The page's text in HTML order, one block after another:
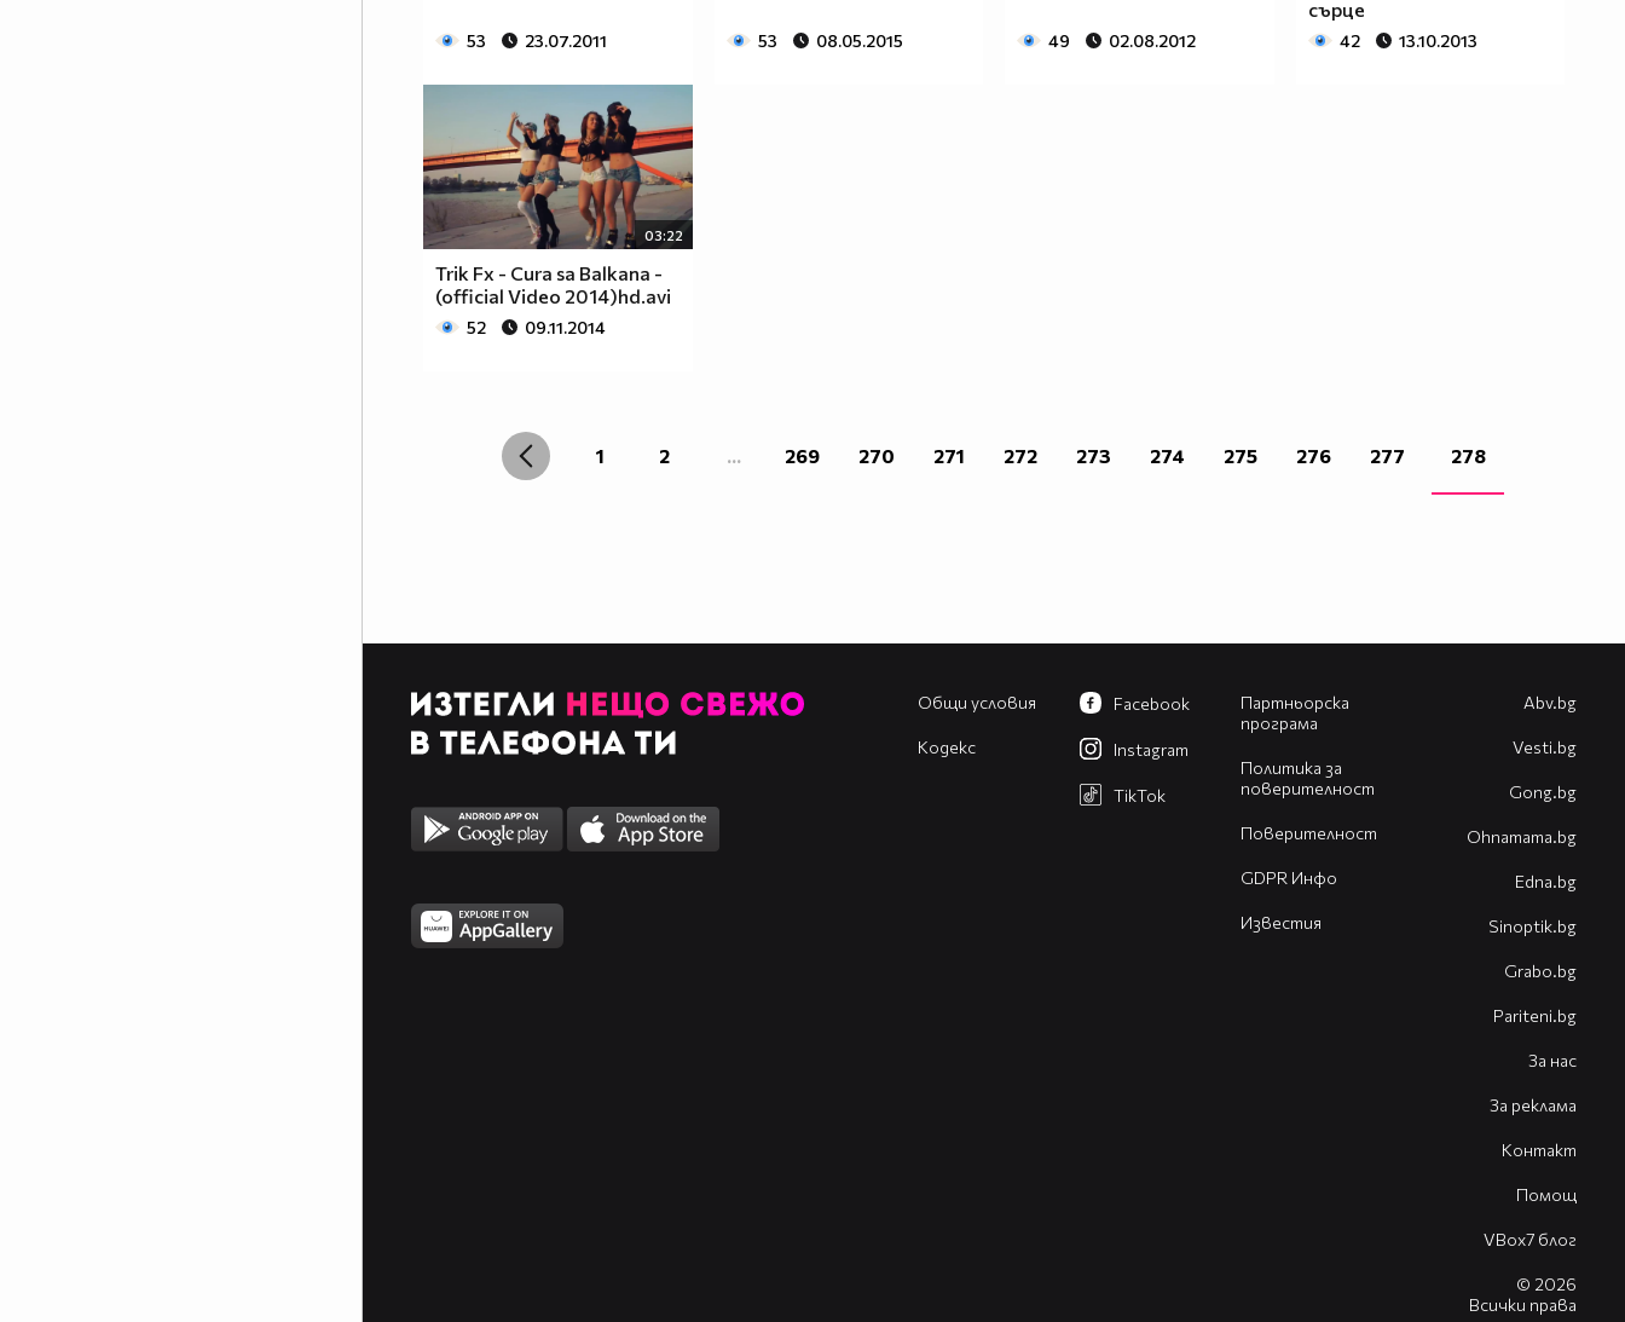
53 23.07.2011 53 08.05.2015 49 02.08.2012
сърце
42 13.10.2013
03:22
Trik Fx - Cura sa Balkana -
(official Video 2014)hd.avi
52 09.11.2014
1 2 ... 269 270 271 272 273 274 275 276 277 278
Общи условия
Кодекс
Партньорска
програма
Политика за
поверителност
Поверителност
GDPR Инфо
Известия
Facebook
Instagram
TikTok
Abv.bg
Vesti.bg
Gong.bg
Оhnamama.bg
Edna.bg
Sinoptik.bg
Grabo.bg
Pariteni.bg
За нас
За реклама
Контакт
Помощ
VBox7 блог
© 2026
Всички права